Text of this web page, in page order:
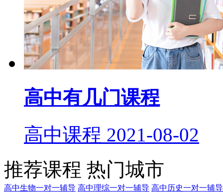
高中有几门课程
高中课程 2021-08-02
推荐课程 热门城市
高中生物一对一辅导 高中理综一对一辅导 高中历史一对一辅导